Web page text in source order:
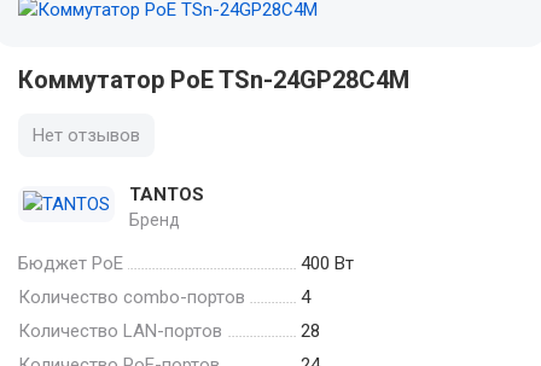
Коммутатор PoE TSn-24GP28C4M
Нет отзывов
TANTOS
Бренд
Бюджет PoE
400 Вт
Количество combo-портов
4
Количество LAN-портов
28